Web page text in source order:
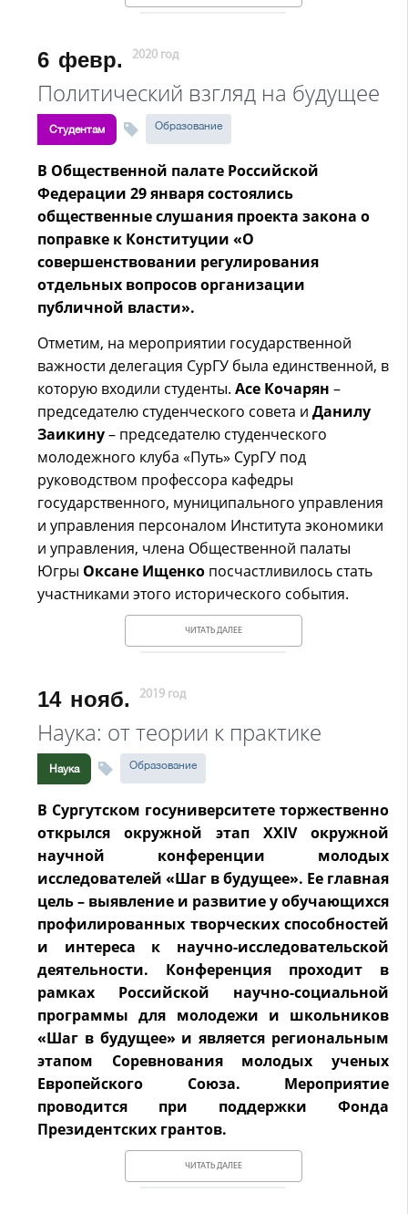
6 февр. 2020 год
Политический взгляд на будущее
Студентам Образование
В Общественной палате Российской
Федерации 29 января состоялись
общественные слушания проекта закона о
поправке к Конституции «О
совершенствовании регулирования
отдельных вопросов организации
публичной власти».
Отметим, на мероприятии государственной
важности делегация СурГУ была единственной, в
которую входили студенты. Асе Кочарян –
председателю студенческого совета и Данилу
Заикину– председателю студенческого
молодежного клуба «Путь» СурГУ под
руководством профессора кафедры
государственного, муниципального управления
и управления персоналом Института экономики
и управления, члена Общественной палаты
Югры Оксане Ищенко посчастливилось стать
участниками этого исторического события.
ЧИТАТЬ ДАЛЕЕ
14 нояб. 2019 год
Наука: от теории к практике
Наука Образование
В Сургутском госуниверситете торжественно
открылся окружной этап XXIV окружной
научной конференции молодых
исследователей «Шаг в будущее». Ее главная
цель – выявление и развитие у обучающихся
профилированных творческих способностей
и интереса к научно-исследовательской
деятельности. Конференция проходит в
рамках Российской научно-социальной
программы для молодежи и школьников
«Шаг в будущее» и является региональным
этапом Соревнования молодых ученых
Европейского Союза. Мероприятие
проводится при поддержки Фонда
Президентских грантов.
ЧИТАТЬ ДАЛЕЕ